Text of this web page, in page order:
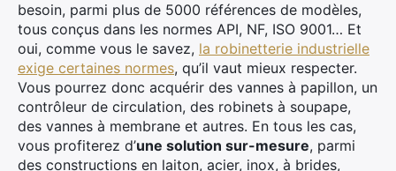
besoin, parmi plus de 5000 références de modèles,
tous conçus dans les normes API, NF, ISO 9001… Et
oui, comme vous le savez, la robinetterie industrielle
exige certaines normes, qu’il vaut mieux respecter.
Vous pourrez donc acquérir des vannes à papillon, un
contrôleur de circulation, des robinets à soupape,
des vannes à membrane et autres. En tous les cas,
vous profiterez d’une solution sur-mesure, parmi
des constructions en laiton, acier, inox, à brides,
×
Rechercher
: